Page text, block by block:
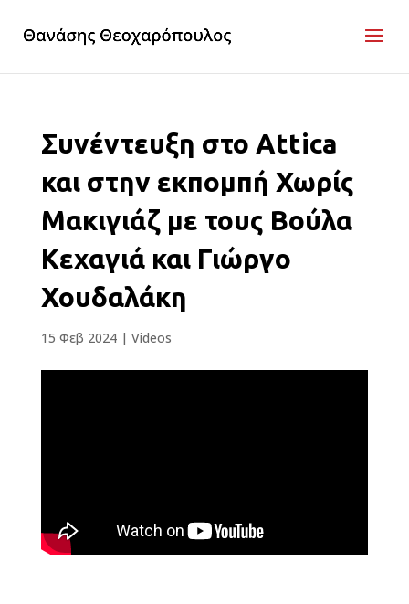
Συνέντευξη στο Attica
και στην εκπομπή Χωρίς
Μακιγιάζ με τους Βούλα
Κεχαγιά και Γιώργο
Χουδαλάκη
15 Φεβ 2024| Videos